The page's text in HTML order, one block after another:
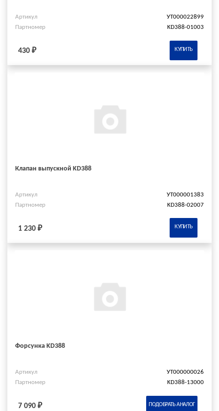
Артикул
УТ000022899
Партномер
KD388-01003
430 ₽ КУПИТЬ
Клапан выпускной KD388
Артикул
УТ000001383
Партномер
KD388-02007
1 230 ₽ КУПИТЬ
Форсунка KD388
Артикул
УТ000000026
Партномер
KD388-13000
7 090 ₽ ПОДОБРАТЬ АНАЛОГ